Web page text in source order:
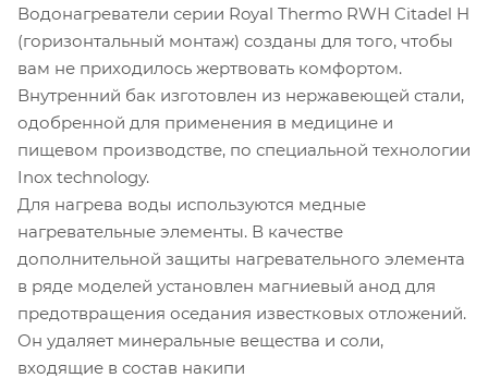
Водонагреватели серии Royal Thermo RWH Citadel H
(горизонтальный монтаж) созданы для того, чтобы
вам не приходилось жертвовать комфортом.
Внутренний бак изготовлен из нержавеющей стали,
одобренной для применения в медицине и
пищевом производстве, по специальной технологии
Inox technology.
Для нагрева воды используются медные
нагревательные элементы. В качестве
дополнительной защиты нагревательного элемента
в ряде моделей установлен магниевый анод для
предотвращения оседания известковых отложений.
Он удаляет минеральные вещества и соли,
входящие в состав накипи